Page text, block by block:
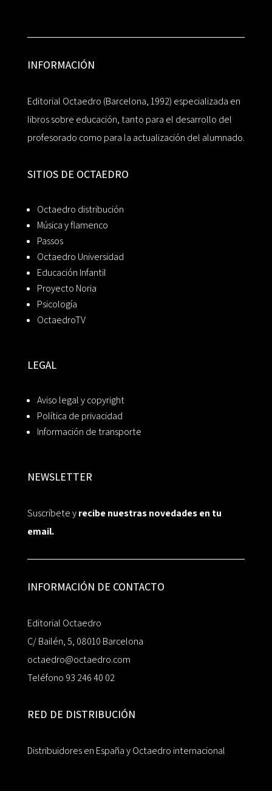
INFORMACIÓN
Editorial Octaedro (Barcelona, 1992) especializada en
libros sobre educación, tanto para el desarrollo del
profesorado como para la actualización del alumnado.
SITIOS DE OCTAEDRO
Octaedro distribución
Música y flamenco
Passos
Octaedro Universidad
Educación Infantil
Proyecto Noria
Psicología
OctaedroTV
LEGAL
Aviso legal y copyright
Política de privacidad
Información de transporte
NEWSLETTER
Suscríbete yrecibe nuestras novedades en tu
email.
INFORMACIÓN DE CONTACTO
Editorial Octaedro
C/ Bailén, 5, 08010 Barcelona
octaedro@octaedro.com
Teléfono 93 246 40 02
RED DE DISTRIBUCIÓN
Distribuidores en España y Octaedro internacional